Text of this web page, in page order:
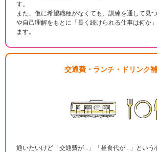
す。
また、仮に希望職種がなくても、訓練を通して見
や自己理解をもとに「長く続けられる仕事は何か
ます。
交通費・ランチ・ドリンク
通いたいけど「交通費が…」「昼食代が…」という